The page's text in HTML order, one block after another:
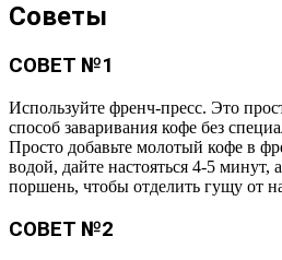
Советы
СОВЕТ №1
Используйте френч-пресс. Это
способ заваривания кофе без
Просто добавьте молотый кофе в
водой, дайте настояться 4-5 минут,
поршень, чтобы отделить гущу от
СОВЕТ №2